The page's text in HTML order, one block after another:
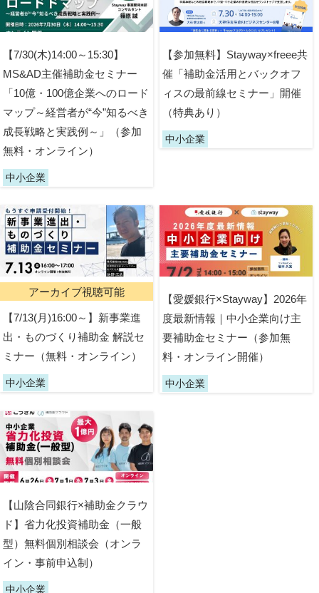
【7/30(木)14:00～15:30】
MS&AD主催補助金セミナー
「10億・100億企業へのロード
マップ～経営者が“今”知るべき
成長戦略と実践例～」（参加
無料・オンライン）
中小企業
【参加無料】Stayway×freee共
催「補助金活用とバックオフ
ィスの最前線セミナー」開催
（特典あり）
中小企業
アーカイブ視聴可能
【7/13(月)16:00～】新事業進
出・ものづくり補助金 解説セ
ミナー（無料・オンライン）
中小企業
【愛媛銀行×Stayway】2026年
度最新情報｜中小企業向け主
要補助金セミナー（参加無
料・オンライン開催）
中小企業
【山陰合同銀行×補助金クラウ
ド】省力化投資補助金（一般
型）無料個別相談会（オンラ
イン・事前申込制）
中小企業